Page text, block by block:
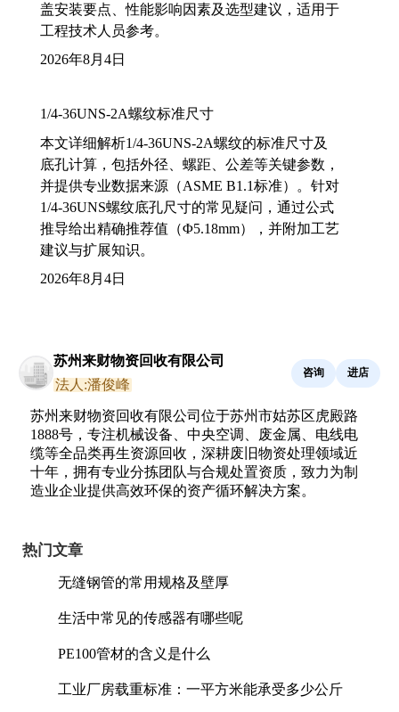
盖安装要点、性能影响因素及选型建议，适用于
工程技术人员参考。
2026年8月4日
1/4-36UNS-2A螺纹标准尺寸
本文详细解析1/4-36UNS-2A螺纹的标准尺寸及
底孔计算，包括外径、螺距、公差等关键参数，
并提供专业数据来源（ASME B1.1标准）。针对
1/4-36UNS螺纹底孔尺寸的常见疑问，通过公式
推导给出精确推荐值（Φ5.18mm），并附加工艺
建议与扩展知识。
2026年8月4日
苏州来财物资回收有限公司
法人:潘俊峰
咨询 进店
苏州来财物资回收有限公司位于苏州市姑苏区虎殿路
1888号，专注机械设备、中央空调、废金属、电线电
缆等全品类再生资源回收，深耕废旧物资处理领域近
十年，拥有专业分拣团队与合规处置资质，致力为制
造业企业提供高效环保的资产循环解决方案。
热门文章
无缝钢管的常用规格及壁厚
生活中常见的传感器有哪些呢
PE100管材的含义是什么
工业厂房载重标准：一平方米能承受多少公斤